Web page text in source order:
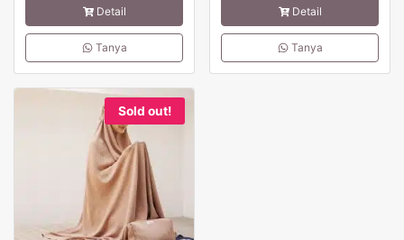
Detail
Tanya
Detail
Tanya
Sold out!